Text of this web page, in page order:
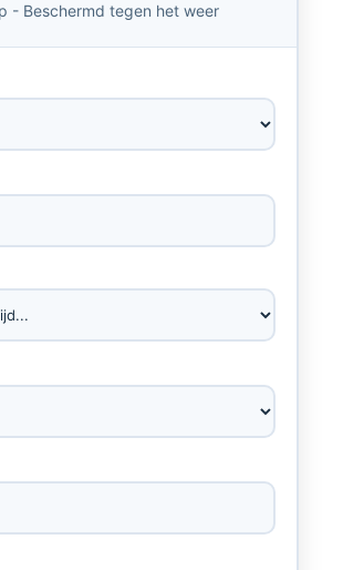
- Beschermd tegen het weer